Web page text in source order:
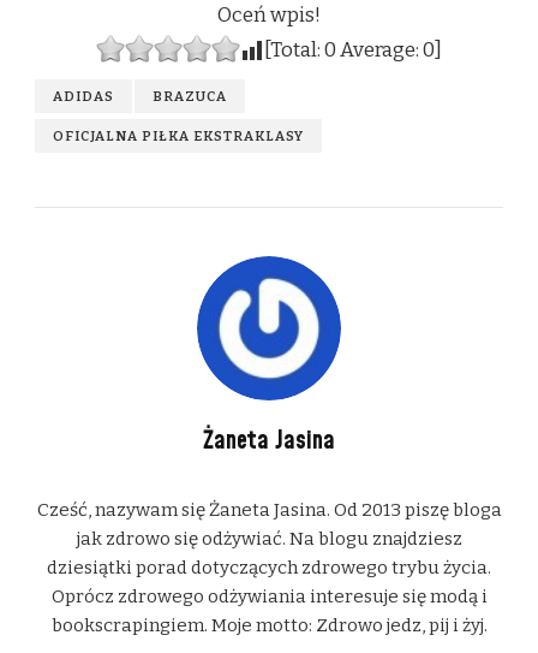
Oceń wpis!
[Total:0Average:0
ADIDAS BRAZUCA
OFICJALNA PIŁKA EKSTRAKLASY
Żaneta Jasina
Cześć, nazywam się Żaneta Jasina. Od 2013 piszę bloga
jak zdrowo się odżywiać. Na blogu znajdziesz
dziesiątki porad dotyczących zdrowego trybu życia.
Oprócz zdrowego odżywiania interesuje się modą i
bookscrapingiem. Moje motto: Zdrowo jedz, pij i żyj.